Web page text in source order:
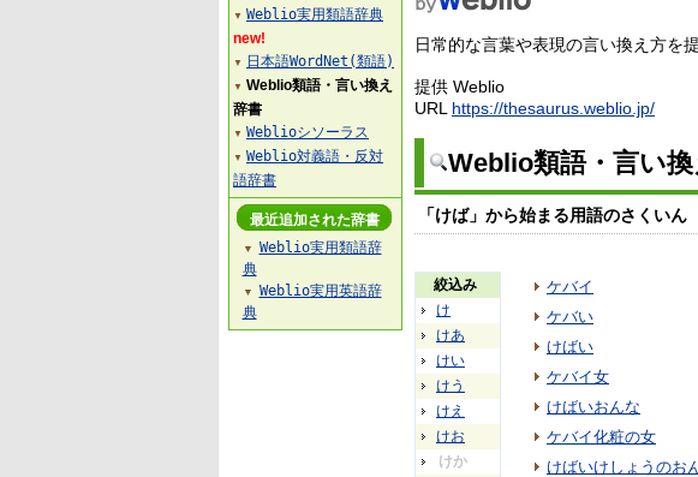
日常的な言葉や表現の言い換え方を
提供 Weblio
URL https://thesaurus.weblio.jp/
Weblio類語・言い
「けば」から始まる用語のさくいん
絞込み
け
けあ
けい
けう
けえ
けお
けか
ケバイ
ケバい
けばい
ケバイ女
けばいおんな
ケバイ化粧の女
けばいけしょうのお
▼ Weblio実用類語辞典
new!
▼ 日本語WordNet(類語)
▼ Weblio類語・言い換え
辞書
▼ Weblioシソーラス
▼ Weblio対義語・反対
語辞書
最近追加された辞書
▼
Weblio実用類語辞
典
▼
Weblio実用英語辞
典